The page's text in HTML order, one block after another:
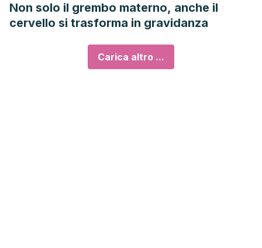
Non solo il grembo materno, anche il
cervello si trasforma in gravidanza
Carica altro ...